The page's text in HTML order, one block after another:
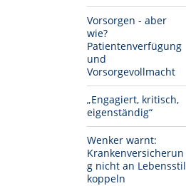
Vorsorgen - aber
wie?
Patientenverfügung
und
Vorsorgevollmacht
„Engagiert, kritisch,
eigenständig“
Wenker warnt:
Krankenversicherun
g nicht an Lebensstil
koppeln